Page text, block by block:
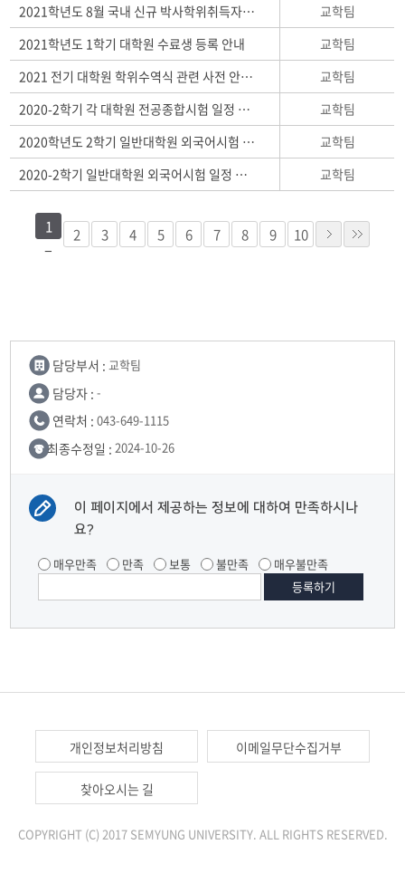
2021학년도 8월 국내 신규 박사학위취득자 조사 안내
교학팀
2021학년도 1학기 대학원 수료생 등록 안내
교학팀
2021 전기 대학원 학위수역식 관련 사전 안내
교학팀
2020-2학기 각 대학원 전공종합시험 일정 안내
교학팀
2020학년도 2학기 일반대학원 외국어시험 합격자 발표
교학팀
2020-2학기 일반대학원 외국어시험 일정 안내
교학팀
1 2 3 4 5 6 7 8 9 10
담당부서 : 교학팀
담당자 : -
연락처 : 043-649-1115
최종수정일 : 2024-10-26
이 페이지에서 제공하는 정보에 대하여 만족하시나
요?
매우만족 만족 보통 불만족 매우불만족
개인정보처리방침 이메일무단수집거부
찾아오시는 길
COPYRIGHT (C) 2017 SEMYUNG UNIVERSITY. ALL RIGHTS RESERVED.